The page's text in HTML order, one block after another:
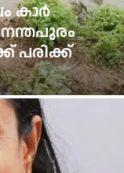
കാർ
പരിക്ക്